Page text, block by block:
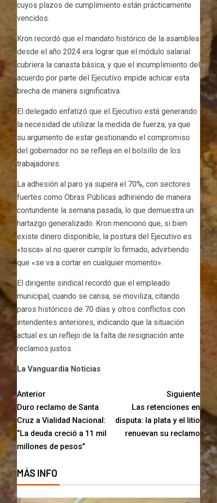
cuyos plazos de cumplimiento están prácticamente
vencidos.
Kron recordó que el mandato histórico de la asamblea
desde el año 2024 era lograr que el módulo salarial
cubriera la canasta básica, y que el incumplimiento del
acuerdo por parte del Ejecutivo impide achicar esta
brecha de manera significativa.
El delegado enfatizó que el Ejecutivo está generando
la necesidad de utilizar la medida de fuerza, ya que
su argumento de estar gestionando el compromiso
del gobernador no se refleja en el bolsillo de los
trabajadores.
La adhesión al paro ya supera el 70%, con sectores
fuertes como Obras Públicas adhiriendo de manera
contundente la semana pasada, lo que demuestra un
hartazgo generalizado. Kron mencionó que, si bien
existe dinero disponible, la postura del Ejecutivo es
«tosca» al no querer cumplir lo firmado, advirtiendo
que «se va a cortar en cualquier momento».
El dirigente sindical recordó que el empleado
municipal, cuando se cansa, se moviliza, citando
paros históricos de 70 días y otros conflictos con
intendentes anteriores, indicando que la situación
actual es un reflejo de la falta de resignación ante
reclamos justos.
La Vanguardia Noticias
Anterior
Duro reclamo de Santa
Cruz a Vialidad Nacional:
“La deuda creció a 11 mil
millones de pesos”
Siguiente
Las retenciones en
disputa: la plata y el litio
renuevan su reclamo
MÁS INFO